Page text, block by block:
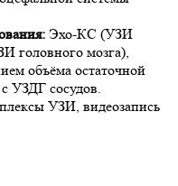
Эхо-КС (УЗИ
головного мозга),
объёма остаточной
УЗДГ сосудов.
УЗИ, видеозапись